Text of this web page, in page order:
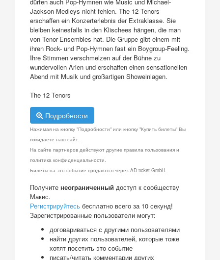
Jackson-Medleys nicht fehlen. The 12 Tenors
erschaffen ein Konzerterlebnis der Extraklasse. Sie
bleiben keinesfalls in den Klischees hängen, die man
von Tenor-Ensembles hat. Die Gruppe gibt einem mit
ihren Rock- und Pop-Hymnen fast ein Boygroup-Feeling.
Ihre Stimmen verschmelzen auf der Bühne zu
wundervollen Arien und erschaffen einen sensationellen
Abend mit Musik und großartigen Showeinlagen.
The 12 Tenors
Подробности
Нажимая на кнопку "Подробности" или кнопку "Купить билеты" Вы
покидаете наш сайт.
На сайте партнеров действуют другие правила пользования и
политика конфиденциальности.
Билеты на это событие продаются через AD ticket GmbH.
Получите неограниченный доступ к сообществу
Макис.
Регистрируйтесь бесплатно всего за 10 секунд!
Зарегистрированные пользователи могут:
договариваться с другими пользователями
найти других пользователей, которые тоже
хотят посетить это событие
писать/читать комментарии других